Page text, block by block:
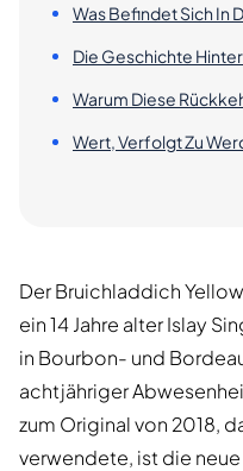
Was Befindet Sich In
Die Geschichte
Warum Diese
Wert, Verfolgt Zu
Der Bruichladdich
ein 14 Jahre alter Islay
in Bourbon- und
achtjähriger
zum Original von 2018,
verwendete, ist die